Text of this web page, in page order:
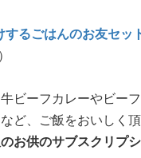
るごはんのお友セッ
ビーフカレーやビー
ど、ご飯をおいしく
お供のサブスクリプ